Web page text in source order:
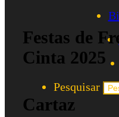
Pesquisar
Festas de
Cinta 2025
Cartaz